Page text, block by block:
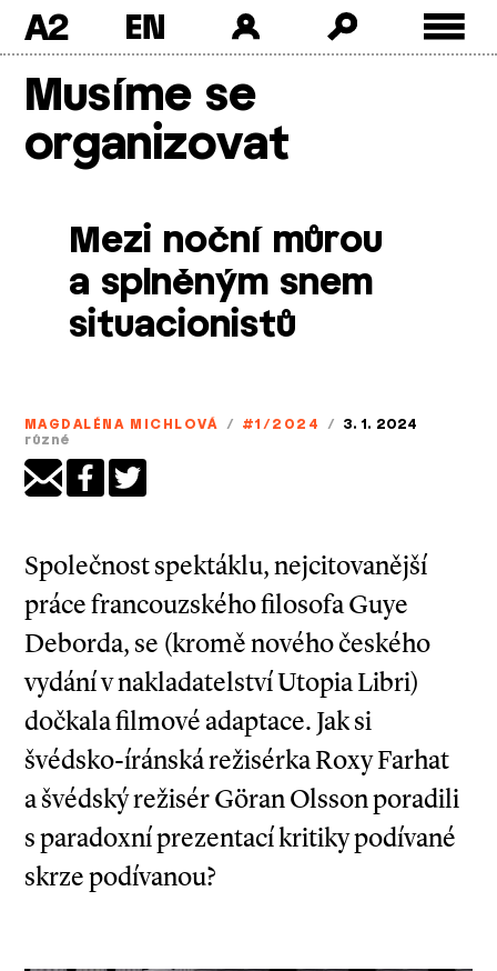
A2
Musíme se
organizovat
Mezi noční můrou
a splněným snem
situacionistů
MAGDALÉNA MICHLOVÁ / #1/2024 / 3. 1. 2024
různé
Společnost spektáklu, nejcitovanější
práce francouzského filosofa Guye
Deborda, se (kromě nového českého
vydání v nakladatelství Utopia Libri)
dočkala filmové adaptace. Jak si
švédsko­-íránská režisérka Roxy Farhat
a švédský režisér Göran Olsson poradili
s paradoxní prezentací kritiky podívané
skrze podívanou?